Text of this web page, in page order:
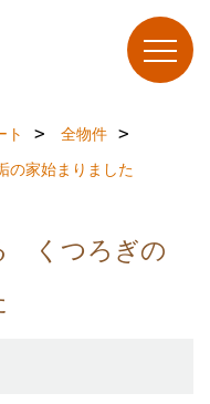
ト
全物件
の家始まりました
くつろぎの